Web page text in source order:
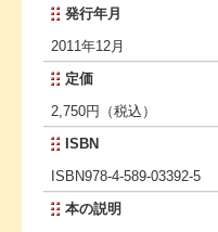
発行年月
2011年12月
定価
2,750円（税込）
ISBN
ISBN978-4-589-03392-5
本の説明